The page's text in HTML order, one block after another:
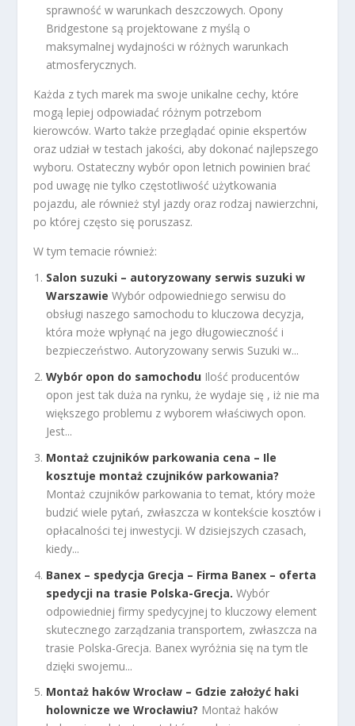
sprawność w warunkach deszczowych. Opony
Bridgestone są projektowane z myślą o
maksymalnej wydajności w różnych warunkach
atmosferycznych.
Każda z tych marek ma swoje unikalne cechy, które
mogą lepiej odpowiadać różnym potrzebom
kierowców. Warto także przeglądać opinie ekspertów
oraz udział w testach jakości, aby dokonać najlepszego
wyboru. Ostateczny wybór opon letnich powinien brać
pod uwagę nie tylko częstotliwość użytkowania
pojazdu, ale również styl jazdy oraz rodzaj nawierzchni,
po której często się poruszasz.
W tym temacie również:
Salon suzuki – autoryzowany serwis suzuki w
Warszawie Wybór odpowiedniego serwisu do
obsługi naszego samochodu to kluczowa decyzja,
która może wpłynąć na jego długowieczność i
bezpieczeństwo. Autoryzowany serwis Suzuki w...
Wybór opon do samochodu Ilość producentów
opon jest tak duża na rynku, że wydaje się , iż nie ma
większego problemu z wyborem właściwych opon.
Jest...
Montaż czujników parkowania cena – Ile
kosztuje montaż czujników parkowania?
Montaż czujników parkowania to temat, który może
budzić wiele pytań, zwłaszcza w kontekście kosztów i
opłacalności tej inwestycji. W dzisiejszych czasach,
kiedy...
Banex – spedycja Grecja – Firma Banex – oferta
spedycji na trasie Polska-Grecja. Wybór
odpowiedniej firmy spedycyjnej to kluczowy element
skutecznego zarządzania transportem, zwłaszcza na
trasie Polska-Grecja. Banex wyróżnia się na tym tle
dzięki swojemu...
Montaż haków Wrocław – Gdzie założyć haki
holownicze we Wrocławiu? Montaż haków